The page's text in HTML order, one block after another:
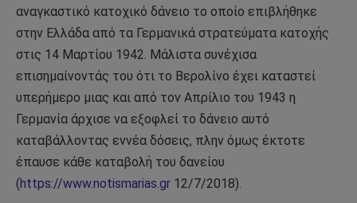
αναγκαστικό κατοχικό δάνειο το οποίο επιβλήθηκε
στην Ελλάδα από τα Γερμανικά στρατεύματα κατοχής
στις 14 Μαρτίου 1942. Μάλιστα συνέχισα
επισημαίνοντάς του ότι το Βερολίνο έχει καταστεί
υπερήμερο μιας και από τον Απρίλιο του 1943 η
Γερμανία άρχισε να εξοφλεί το δάνειο αυτό
καταβάλλοντας εννέα δόσεις, πλην όμως έκτοτε
έπαυσε κάθε καταβολή του δανείου
(https://www.notismarias.gr 12/7/2018).